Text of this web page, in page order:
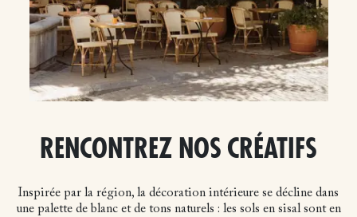
RENCONTREZ NOS CRÉATIFS
Inspirée par la région, la décoration intérieure se décline dans
une palette de blanc et de tons naturels : les sols en sisal sont en